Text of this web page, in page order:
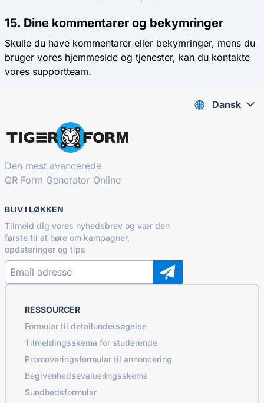
15. Dine kommentarer og bekymringer
Skulle du have kommentarer eller bekymringer, mens du
bruger vores hjemmeside og tjenester, kan du kontakte
vores supportteam.
Den mest avancerede
QR Form Generator Online
BLIV I LØKKEN
Tilmeld dig vores nyhedsbrev og vær den
første til at høre om kampagner,
opdateringer og tips
RESSOURCER
Formular til detailundersøgelse
Tilmeldingsskema for studerende
Promoveringsformular til annoncering
Begivenhedsevalueringsskema
Sundhedsformular
Dansk